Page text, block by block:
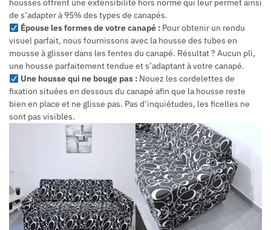
housses offrent une extensibilité hors norme qui leur permet ainsi
de s’adapter à 95% des types de canapés.
Épouse les formes de votre canapé :Pour obtenir un rendu
visuel parfait, nous fournissons avec la housse des tubes en
mousse à glisser dans les fentes du canapé. Résultat ? Aucun pli,
une housse parfaitement tendue et s’adaptant à votre canapé.
Une housse qui ne bouge pas :Nouez les cordelettes de
fixation situées en dessous du canapé afin que la housse reste
bien en place et ne glisse pas. Pas d’inquiétudes, les ficelles ne
sont pas visibles.